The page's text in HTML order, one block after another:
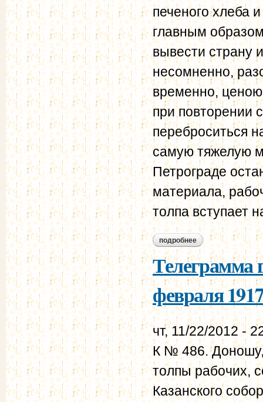
печеного хлеба
главным
вывести страну
несомненно,
временно,
при повторении
переброситься
самую тяжелую
Петрограде
материала,
толпа вступает
подробнее о телеграмма
Телеграмма
февраля
чт, 11/22/2012 -
К № 486. Доношу,
толпы рабочих,
Казанского